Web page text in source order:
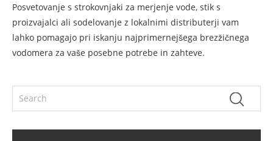
Posvetovanje s strokovnjaki za merjenje vode, stik s
proizvajalci ali sodelovanje z lokalnimi distributerji vam
lahko pomagajo pri iskanju najprimernejšega brezžičnega
vodomera za vaše posebne potrebe in zahteve.